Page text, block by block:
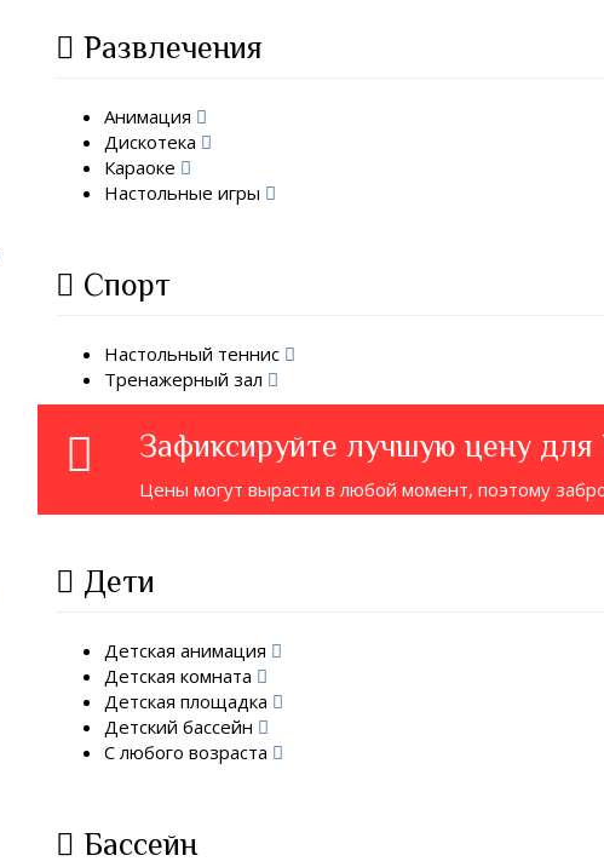
Развлечения
Анимация
Дискотека
Караоке
Настольные игры
Спорт
Настольный теннис
Тренажерный зал
Зафиксируйте лучшую цену
Цены могут вырасти в любой момент, поэтому
Дети
Детская анимация
Детская комната
Детская площадка
Детский бассейн
С любого возраста
Бассейн